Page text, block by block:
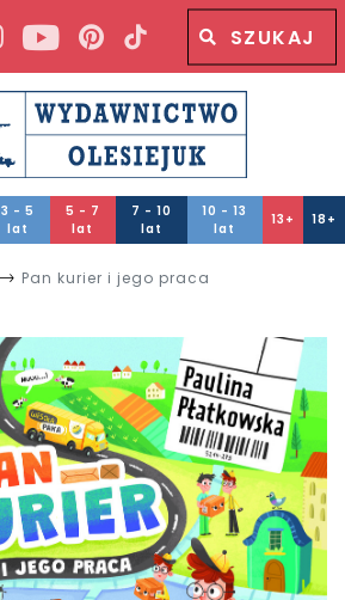
Wyszukiwana fraza
3 - 5
lat
5 - 7
lat
7 - 10
lat
10 - 13
lat
13+ 18+
Pan kurier i jego praca